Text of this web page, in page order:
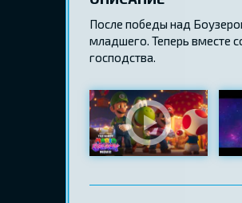
После победы над
младшего. Теперь вместе
господства.